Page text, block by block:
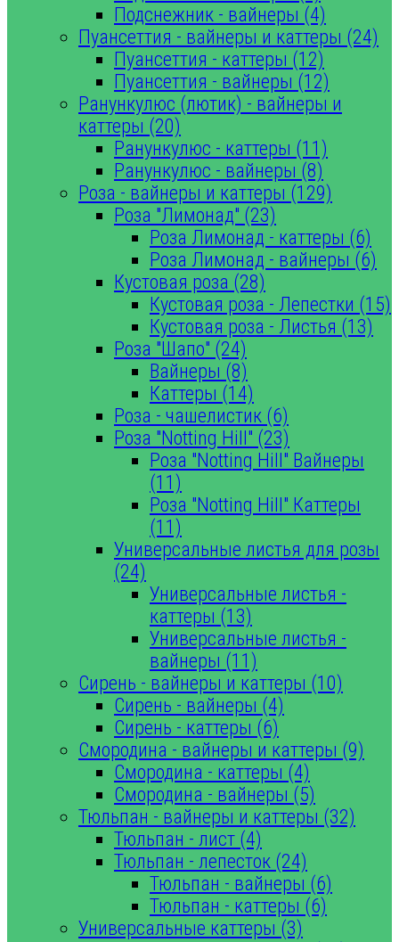
Подснежник - вайнеры (4)
Пуансеттия - вайнеры и каттеры (24)
Пуансеттия - каттеры (12)
Пуансеттия - вайнеры (12)
Ранункулюс (лютик) - вайнеры и
каттеры (20)
Ранункулюс - каттеры (11)
Ранункулюс - вайнеры (8)
Роза - вайнеры и каттеры (129)
Роза "Лимонад" (23)
Роза Лимонад - каттеры (6)
Роза Лимонад - вайнеры (6)
Кустовая роза (28)
Кустовая роза - Лепестки (15)
Кустовая роза - Листья (13)
Роза "Шапо" (24)
Вайнеры (8)
Каттеры (14)
Роза - чашелистик (6)
Роза "Notting Hill" (23)
Роза "Notting Hill" Вайнеры
(11)
Роза "Notting Hill" Каттеры
(11)
Универсальные листья для розы
(24)
Универсальные листья -
каттеры (13)
Универсальные листья -
вайнеры (11)
Сирень - вайнеры и каттеры (10)
Сирень - вайнеры (4)
Сирень - каттеры (6)
Смородина - вайнеры и каттеры (9)
Смородина - каттеры (4)
Смородина - вайнеры (5)
Тюльпан - вайнеры и каттеры (32)
Тюльпан - лист (4)
Тюльпан - лепесток (24)
Тюльпан - вайнеры (6)
Тюльпан - каттеры (6)
Универсальные каттеры (3)